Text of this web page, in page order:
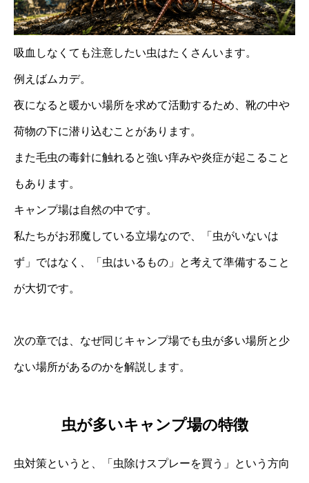
吸血しなくても注意したい虫はたくさんいます。
例えばムカデ。
夜になると暖かい場所を求めて活動するため、靴の中や
荷物の下に潜り込むことがあります。
また毛虫の毒針に触れると強い痒みや炎症が起こること
もあります。
キャンプ場は自然の中です。
私たちがお邪魔している立場なので、「虫がいないは
ず」ではなく、「虫はいるもの」と考えて準備すること
が大切です。
次の章では、なぜ同じキャンプ場でも虫が多い場所と少
ない場所があるのかを解説します。
虫が多いキャンプ場の特徴
虫対策というと、「虫除けスプレーを買う」という方向